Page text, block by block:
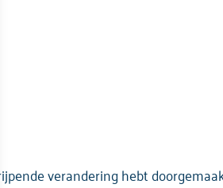
verandering hebt